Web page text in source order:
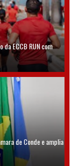
ECCB RUN com
de Conde e amplia